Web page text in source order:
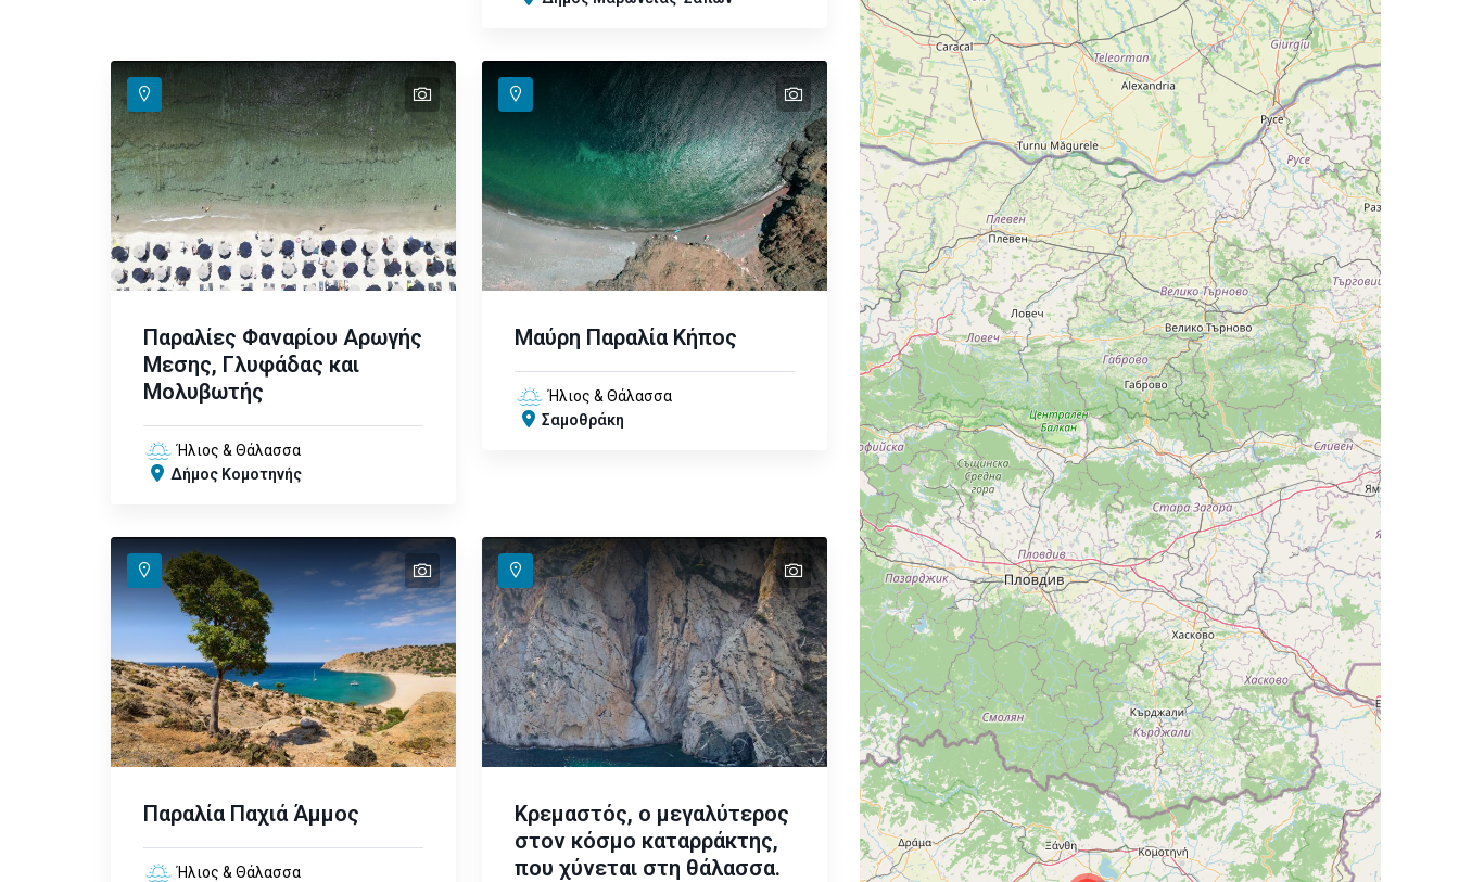
text
text
text
text
Παραλίες Φαναρίου Αρωγής
Μεσης, Γλυφάδας και
Μολυβωτής
Ήλιος & Θάλασσα
Δήμος Κομοτηνής
text
text
text
Μαύρη Παραλία Κήπος
Ήλιος & Θάλασσα
Σαμοθράκη
text
Παραλία Παχιά Άμμος
Ήλιος & Θάλασσα
text
Κρεμαστός, ο μεγαλύτερος
στον κόσμο καταρράκτης,
που χύνεται στη θάλασσα.